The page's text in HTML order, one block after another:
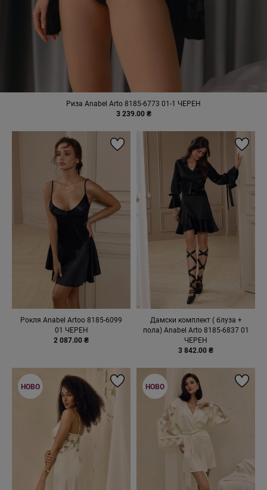
Риза Anabel Arto 8185-6773 01-1 ЧЕРЕН
3 239.00 ₴
Рокля Anabel Artoo 8185-6099
01 ЧЕРЕН
2 087.00 ₴
Дамски комплект ( блуза +
пола) Anabel Arto 8185-6837 01
ЧЕРЕН
3 842.00 ₴
НОВО НОВО